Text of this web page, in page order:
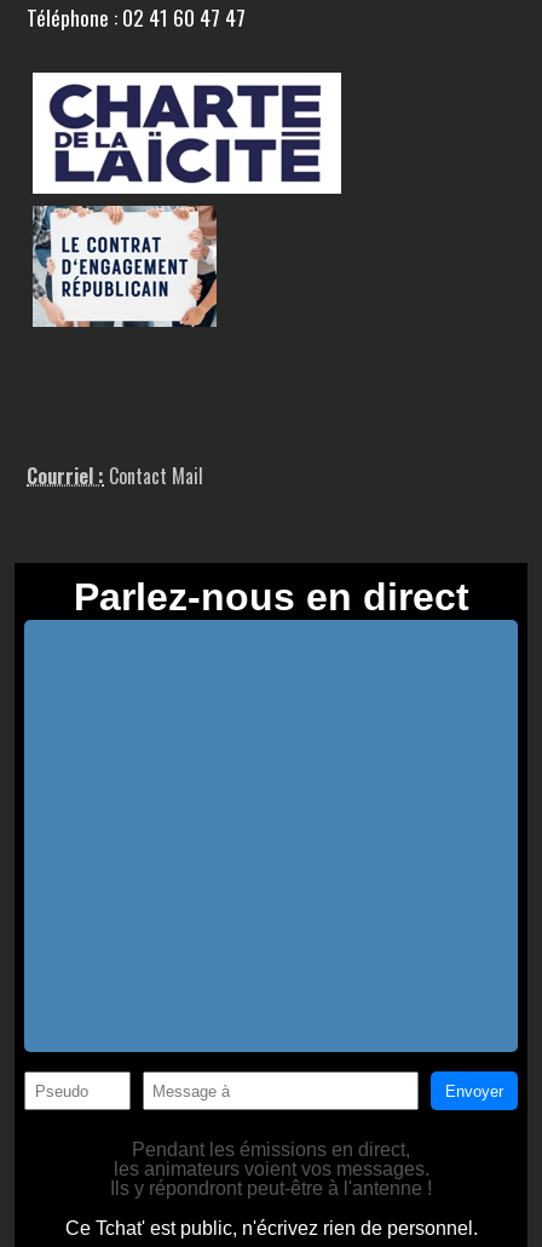
Téléphone : 02 41 60 47 47
Courriel : Contact Mail